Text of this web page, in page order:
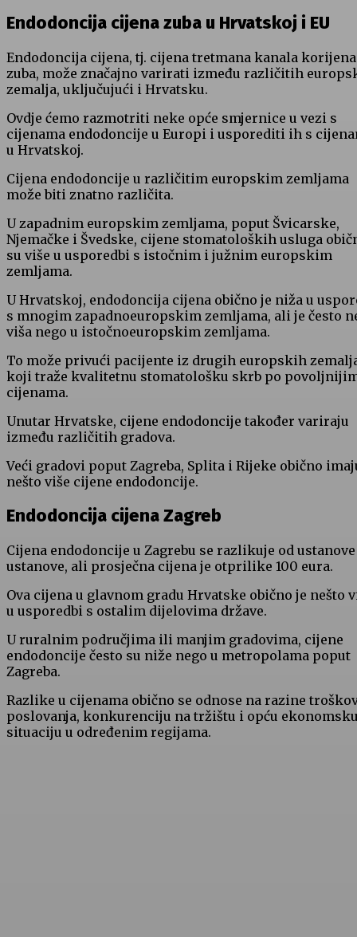
Endodoncija cijena zuba u Hrvatskoj i EU
Endodoncija cijena, tj. cijena tretmana kanala korijena
zuba, može značajno varirati između različitih
zemalja, uključujući i Hrvatsku.
Ovdje ćemo razmotriti neke opće smjernice u vezi s
cijenama endodoncije u Europi i usporediti ih s
u Hrvatskoj.
Cijena endodoncije u različitim europskim zemljama
može biti znatno različita.
U zapadnim europskim zemljama, poput Švicarske,
Njemačke i Švedske, cijene stomatoloških usluga
su više u usporedbi s istočnim i južnim europskim
zemljama.
U Hrvatskoj, endodoncija cijena obično je niža u
s mnogim zapadnoeuropskim zemljama, ali je često
viša nego u istočnoeuropskim zemljama.
To može privući pacijente iz drugih europskih
koji traže kvalitetnu stomatološku skrb po
cijenama.
Unutar Hrvatske, cijene endodoncije također variraju
između različitih gradova.
Veći gradovi poput Zagreba, Splita i Rijeke obično
nešto više cijene endodoncije.
Endodoncija cijena Zagreb
Cijena endodoncije u Zagrebu se razlikuje od
ustanove, ali prosječna cijena je otprilike 100 eura.
Ova cijena u glavnom gradu Hrvatske obično je nešto
u usporedbi s ostalim dijelovima države.
U ruralnim područjima ili manjim gradovima, cijene
endodoncije često su niže nego u metropolama poput
Zagreba.
Razlike u cijenama obično se odnose na razine
poslovanja, konkurenciju na tržištu i opću
situaciju u određenim regijama.